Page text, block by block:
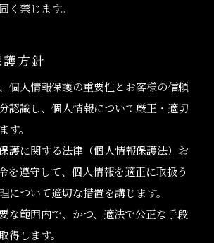
く禁じます。
方針
個人情報保護の重要性とお客様の信頼
認識し、個人情報について厳正・適切
す。
護に関する法律（個人情報保護法）お
を遵守して、個人情報を適正に取扱う
について適切な措置を講じます。
な範囲内で、かつ、適法で公正な手段
得します。